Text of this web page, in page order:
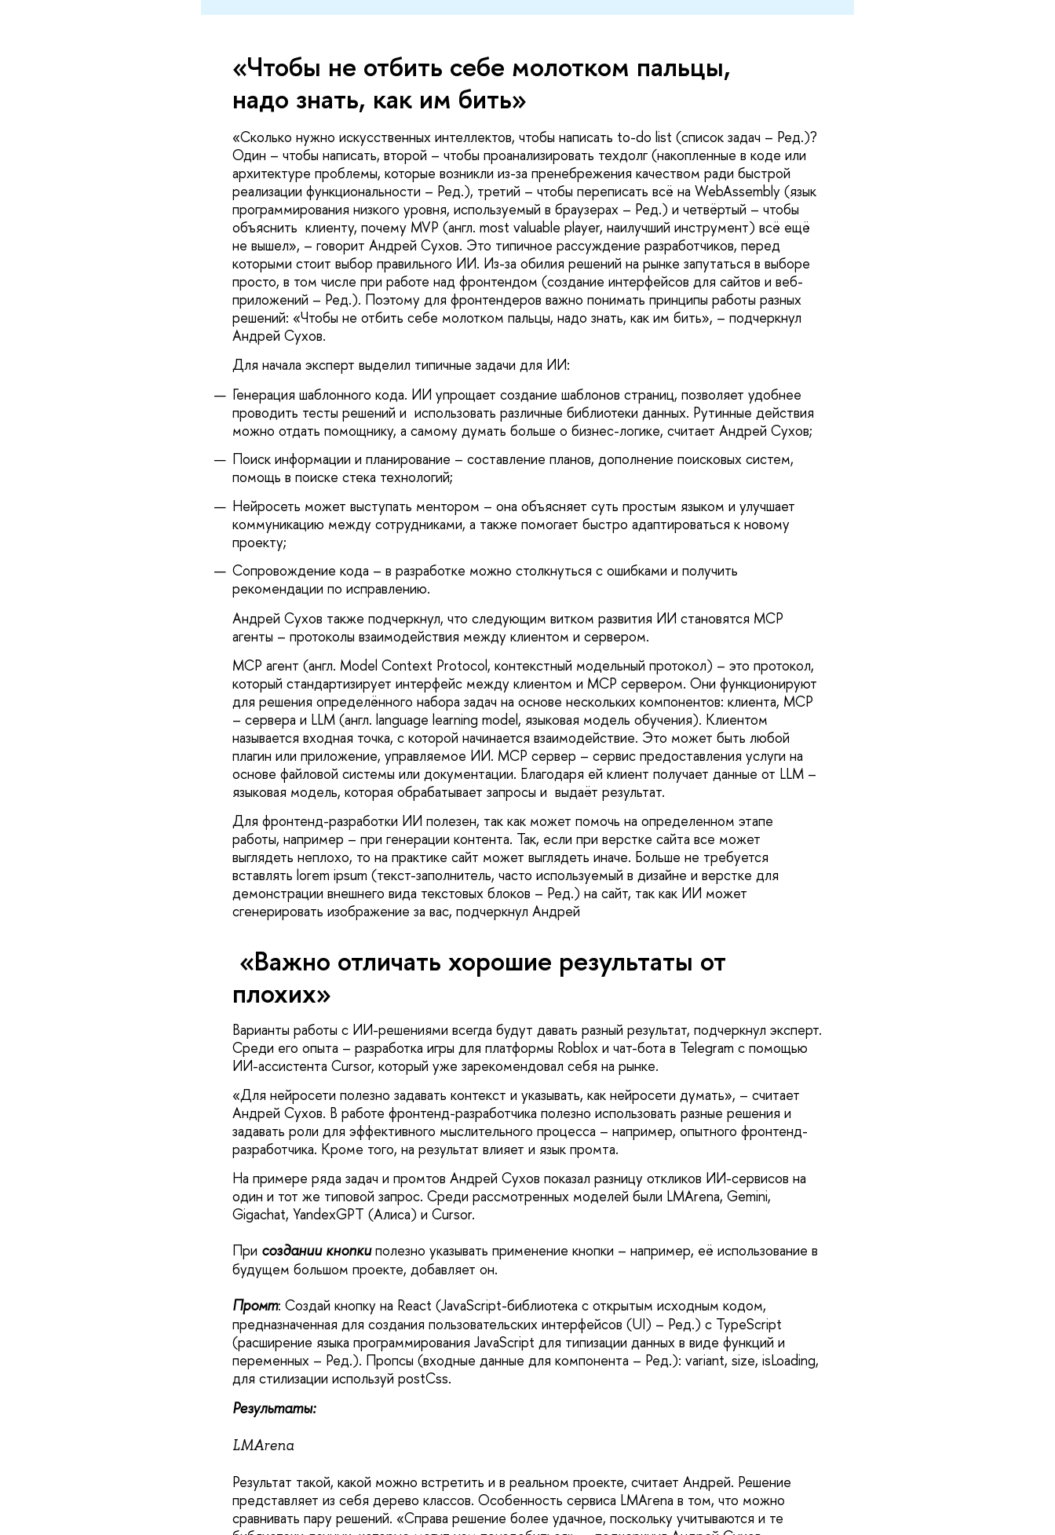
«Чтобы не отбить себе молотком пальцы,
надо знать, как им бить»
«Сколько нужно искусственных интеллектов, чтобы написать to-do list (список задач – Ред.)?
Один – чтобы написать, второй – чтобы проанализировать техдолг (накопленные в коде или
архитектуре проблемы, которые возникли из-за пренебрежения качеством ради быстрой
реализации функциональности – Ред.), третий – чтобы переписать всё на WebAssembly (язык
программирования низкого уровня, используемый в браузерах – Ред.) и четвёртый – чтобы
объяснить клиенту, почему MVP (англ. most valuable player, наилучший инструмент) всё ещё
не вышел», – говорит Андрей Сухов. Это типичное рассуждение разработчиков, перед
которыми стоит выбор правильного ИИ. Из-за обилия решений на рынке запутаться в выборе
просто, в том числе при работе над фронтендом (создание интерфейсов для сайтов и веб-
приложений – Ред.). Поэтому для фронтендеров важно понимать принципы работы разных
решений: «Чтобы не отбить себе молотком пальцы, надо знать, как им бить», – подчеркнул
Андрей Сухов.
Для начала эксперт выделил типичные задачи для ИИ:
Генерация шаблонного кода. ИИ упрощает создание шаблонов страниц, позволяет удобнее
проводить тесты решений и использовать различные библиотеки данных. Рутинные действия
можно отдать помощнику, а самому думать больше о бизнес-логике, считает Андрей Сухов;
Поиск информации и планирование – составление планов, дополнение поисковых систем,
помощь в поиске стека технологий;
Нейросеть может выступать ментором – она объясняет суть простым языком и улучшает
коммуникацию между сотрудниками, а также помогает быстро адаптироваться к новому
проекту;
Сопровождение кода – в разработке можно столкнуться с ошибками и получить
рекомендации по исправлению.
Андрей Сухов также подчеркнул, что следующим витком развития ИИ становятся MCP
агенты – протоколы взаимодействия между клиентом и сервером.
MCP агент (англ. Model Context Protocol, контекстный модельный протокол) – это протокол,
который стандартизирует интерфейс между клиентом и MCP сервером. Они функционируют
для решения определённого набора задач на основе нескольких компонентов: клиента, MCP
– сервера и LLM (англ. language learning model, языковая модель обучения). Клиентом
называется входная точка, с которой начинается взаимодействие. Это может быть любой
плагин или приложение, управляемое ИИ. MCP сервер – сервис предоставления услуги на
основе файловой системы или документации. Благодаря ей клиент получает данные от LLM –
языковая модель, которая обрабатывает запросы и выдаёт результат.
Для фронтенд-разработки ИИ полезен, так как может помочь на определенном этапе
работы, например – при генерации контента. Так, если при верстке сайта все может
выглядеть неплохо, то на практике сайт может выглядеть иначе. Больше не требуется
вставлять lorem ipsum (текст-заполнитель, часто используемый в дизайне и верстке для
демонстрации внешнего вида текстовых блоков – Ред.) на сайт, так как ИИ может
сгенерировать изображение за вас, подчеркнул Андрей
«Важно отличать хорошие результаты от
плохих»
Варианты работы с ИИ-решениями всегда будут давать разный результат, подчеркнул эксперт.
Среди его опыта – разработка игры для платформы Roblox и чат-бота в Telegram с помощью
ИИ-ассистента Cursor, который уже зарекомендовал себя на рынке.
«Для нейросети полезно задавать контекст и указывать, как нейросети думать», – считает
Андрей Сухов. В работе фронтенд-разработчика полезно использовать разные решения и
задавать роли для эффективного мыслительного процесса – например, опытного фронтенд-
разработчика. Кроме того, на результат влияет и язык промта.
На примере ряда задач и промтов Андрей Сухов показал разницу откликов ИИ-сервисов на
один и тот же типовой запрос. Среди рассмотренных моделей были LMArena, Gemini,
Gigachat, YandexGPT (Алиса) и Cursor.
При создании кнопкиполезно указывать применение кнопки – например, её использование в
будущем большом проекте, добавляет он.
Промт: Создай кнопку на React (JavaScript-библиотека с открытым исходным кодом,
предназначенная для создания пользовательских интерфейсов (UI) – Ред.) с TypeScript
(расширение языка программирования JavaScript для типизации данных в виде функций и
переменных – Ред.). Пропсы (входные данные для компонента – Ред.): variant, size, isLoading,
для стилизации используй postCss.
Результаты:
LMArena
Результат такой, какой можно встретить и в реальном проекте, считает Андрей. Решение
представляет из себя дерево классов. Особенность сервиса LMArena в том, что можно
сравнивать пару решений. «Справа решение более удачное, поскольку учитываются и те